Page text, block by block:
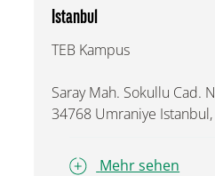
Istanbul
TEB Kampus
Saray Mah. Sokullu Cad.
34768 Umraniye
Mehr sehen